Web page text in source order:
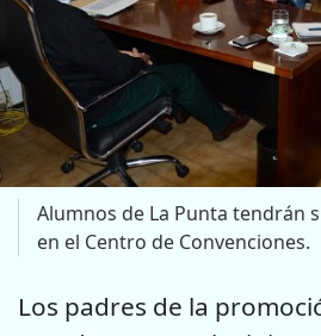
Alumnos de La Punta tendrán
en el Centro de Convenciones.
Los padres de la